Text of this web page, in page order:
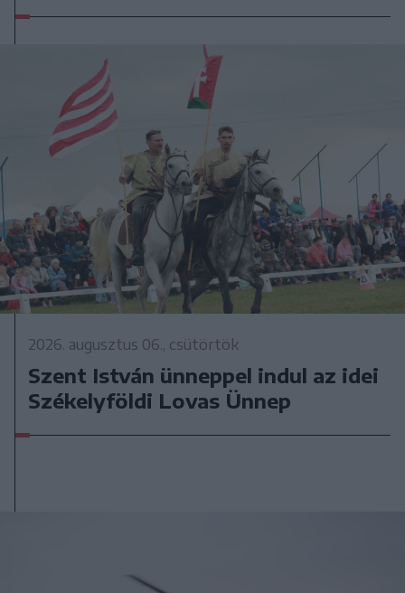
2026. augusztus 06., csütörtök
Szent István ünneppel indul az idei
Székelyföldi Lovas Ünnep